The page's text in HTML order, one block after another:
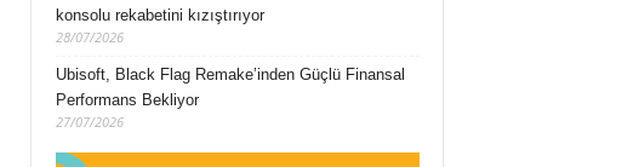
konsolu rekabetini kızıştırıyor
28/07/2026
Ubisoft, Black Flag Remake’inden Güçlü Finansal
Performans Bekliyor
27/07/2026